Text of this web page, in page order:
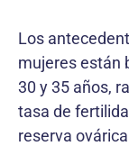
Los
mujeres están
30 y 35 años,
tasa de
reserva